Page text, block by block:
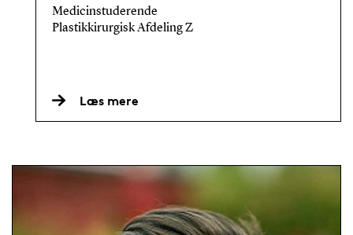
Medicinstuderende
Plastikkirurgisk Afdeling Z
Læs mere